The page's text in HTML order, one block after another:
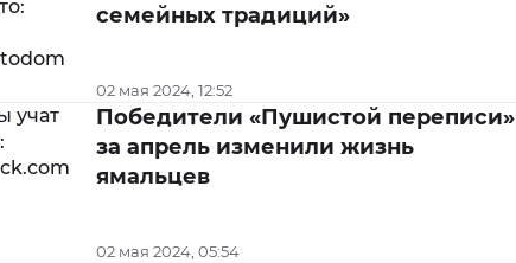
семейных традиций»
02 мая 2024, 12:52
Победители «Пушистой переписи»
за апрель изменили жизнь
ямальцев
02 мая 2024, 05:54